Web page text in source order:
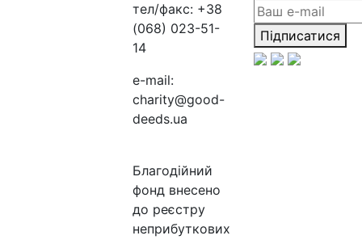
тел/факс: +38
(068) 023-51-
14
e-mail:
charity@good-
deeds.ua
Благодійний
фонд внесено
до реєстру
неприбуткових
Підписатися